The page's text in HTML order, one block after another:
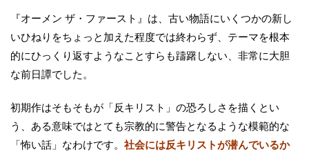
『オーメン ザ・ファースト』は、古い物語にいくつかの新し
いひねりをちょっと加えた程度では終わらず、テーマを根本
的にひっくり返すようなことすらも躊躇しない、非常に大胆
な前日譚でした。
初期作はそもそもが「反キリスト」の恐ろしさを描くとい
う、ある意味ではとても宗教的に警告となるような模範的な
「怖い話」なわけです。 社会には反キリストが潜んでいるか